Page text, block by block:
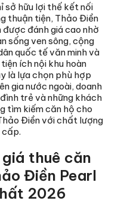
sở hữu lợi thế kết nối
thuận tiện, Thảo Điền
được đánh giá cao nhờ
sống ven sông, cộng
quốc tế văn minh và
ích nội khu hoàn
là lựa chọn phù hợp
gia nước ngoài, doanh
trẻ và những khách
tìm kiếm căn hộ cho
Điền với chất lượng
cấp.
thuê căn
Điền Pearl
2026